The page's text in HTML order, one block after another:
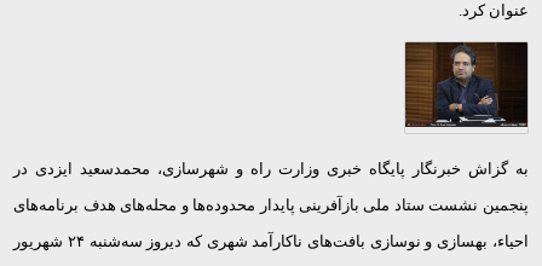
عنوان کرد.
به گزاش خبرنگار پایگاه خبری وزارت راه و شهرسازی، محمدسعید ایزدی در
پنجمین نشست ستاد ملی بازآفرینی پایدار محدوده‌ها و محله‌های هدف برنامه‌های
احیاء، بهسازی و نوسازی بافت‌های ناکارآمد شهری که دیروز سه‌شنبه۲۴ شهریور